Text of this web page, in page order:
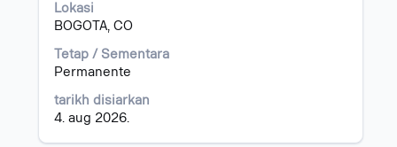
Lokasi
BOGOTA, CO
Tetap / Sementara
Permanente
tarikh disiarkan
4. aug 2026.
untuk
melihat
kandungan
penuh
maklumat
kerja.